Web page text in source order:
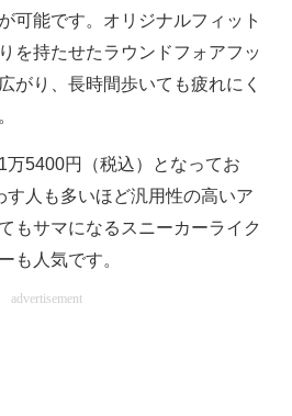
可能です。オリジナルフィット
を持たせたラウンドフォアフッ
がり、長時間歩いても疲れにく
5400円（税込）となってお
す人も多いほど汎用性の高いア
もサマになるスニーカーライク
も人気です。
advertisement